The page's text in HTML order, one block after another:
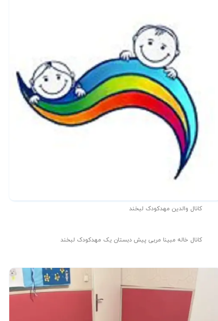
کانال والدین مهدکودک لبخند
کانال خاله مبینا مربی پیش دبستان یک مهدکودک لبخند